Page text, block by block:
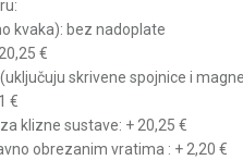
kvaka): bez nadoplate
€
skrivene spojnice i
€
klizne sustave: + 20,25 €
obrezanim vratima : + 2,20 €